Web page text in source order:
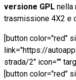
versione GPL nella
trasmissione 4X2 e
[button color="red"
link="https://
strada/2" icon=""
[button color="red"